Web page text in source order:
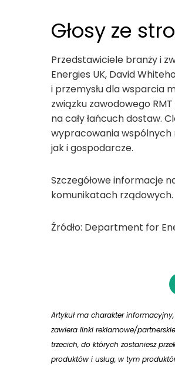
Głosy ze
Przedstawiciele branży i
Energies UK, David
i przemysłu dla wsparcia
związku zawodowego
na cały łańcuch dostaw.
wypracowania wspólnych
jak i gospodarcze.
Szczegółowe informacje
komunikatach rządowych.
Źródło: Department for
Artykuł ma charakter
zawiera linki reklamowe/
trzecich, do których zostaniesz
produktów i usług, w tym